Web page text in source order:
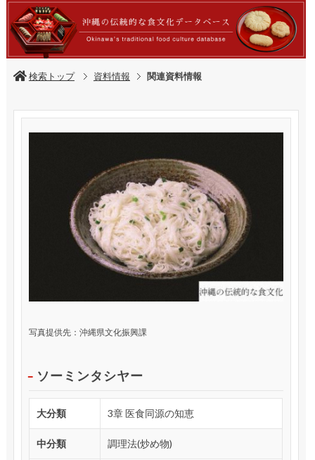
検索トップ 資料情報 関連資料情報
写真提供先：沖縄県文化振興課
ソーミンタシヤー
大分類 3章 医食同源の知恵
中分類 調理法(炒め物)